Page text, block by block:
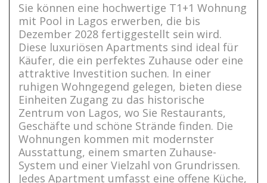
Sie können eine hochwertige T1+1 Wohnung
mit Pool in Lagos erwerben, die bis
Dezember 2028 fertiggestellt sein wird.
Diese luxuriösen Apartments sind ideal für
Käufer, die ein perfektes Zuhause oder eine
attraktive Investition suchen. In einer
ruhigen Wohngegend gelegen, bieten diese
Einheiten Zugang zu das historische
Zentrum von Lagos, wo Sie Restaurants,
Geschäfte und schöne Strände finden. Die
Wohnungen kommen mit modernster
Ausstattung, einem smarten Zuhause-
System und einer Vielzahl von Grundrissen.
Jedes Apartment umfasst eine offene Küche,